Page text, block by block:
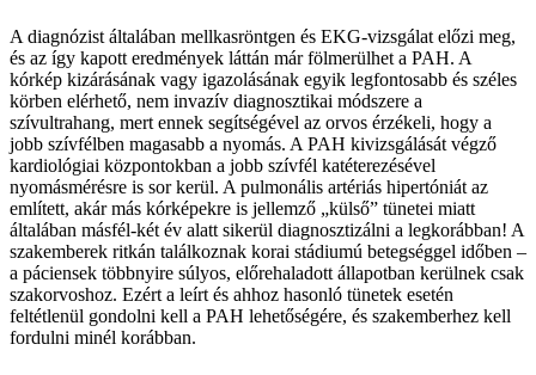
A diagnózist általában mellkasröntgen és EKG-vizsgálat előzi meg,
és az így kapott eredmények láttán már fölmerülhet a PAH. A
kórkép kizárásának vagy igazolásának egyik legfontosabb és széles
körben elérhető, nem invazív diagnosztikai módszere a
szívultrahang, mert ennek segítségével az orvos érzékeli, hogy a
jobb szívfélben magasabb a nyomás. A PAH kivizsgálását végző
kardiológiai központokban a jobb szívfél katéterezésével
nyomásmérésre is sor kerül. A pulmonális artériás hipertóniát az
említett, akár más kórképekre is jellemző „külső” tünetei miatt
általában másfél-két év alatt sikerül diagnosztizálni a legkorábban! A
szakemberek ritkán találkoznak korai stádiumú betegséggel időben –
a páciensek többnyire súlyos, előrehaladott állapotban kerülnek csak
szakorvoshoz. Ezért a leírt és ahhoz hasonló tünetek esetén
feltétlenül gondolni kell a PAH lehetőségére, és szakemberhez kell
fordulni minél korábban.